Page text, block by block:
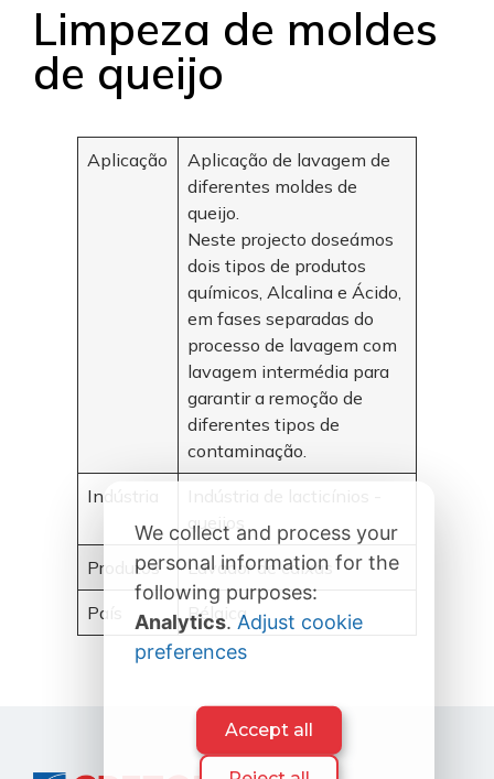
Limpeza de moldes
de queijo
Aplicação
Aplicação de lavagem de
diferentes moldes de
queijo.
Neste projecto doseámos
dois tipos de produtos
químicos, Alcalina e Ácido,
em fases separadas do
processo de lavagem com
lavagem intermédia para
garantir a remoção de
diferentes tipos de
contaminação.
Indústria
queijos
Produtos Lavador de caixas
País Bélgica
We collect and process your
personal information for the
following purposes:
Analytics. Adjust cookie
preferences
Accept all